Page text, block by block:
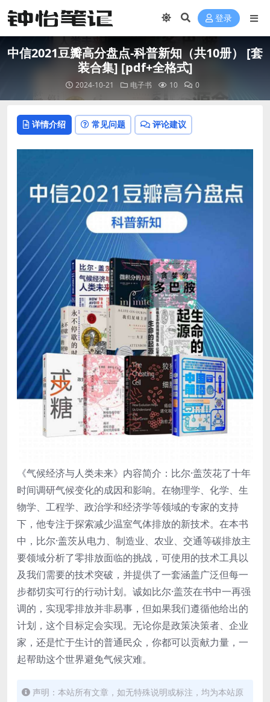
登录
中信2021豆瓣高分盘点-科普新知（共10册） [ 套
装合集] [pdf+全格式]
2024-10-21 电子书 10 0
详情介绍 常见问题 评论建议
《气候经济与人类未来》内容简介：比尔·盖茨花了十年
时间调研气候变化的成因和影响。在物理学、化学、生
物学、工程学、政治学和经济学等领域的专家的支持
下，他专注于探索减少温室气体排放的新技术。在本书
中，比尔·盖茨从电力、制造业、农业、交通等碳排放主
要领域分析了零排放面临的挑战，可使用的技术工具以
及我们需要的技术突破，并提供了一套涵盖广泛但每一
步都切实可行的行动计划。诚如比尔·盖茨在书中一再强
调的，实现零排放并非易事，但如果我们遵循他给出的
计划，这个目标定会实现。无论你是政策决策者、企业
家，还是忙于生计的普通民众，你都可以贡献力量，一
起帮助这个世界避免气候灾难。
声明：本站所有文章，如无特殊说明或标注，均为本站原